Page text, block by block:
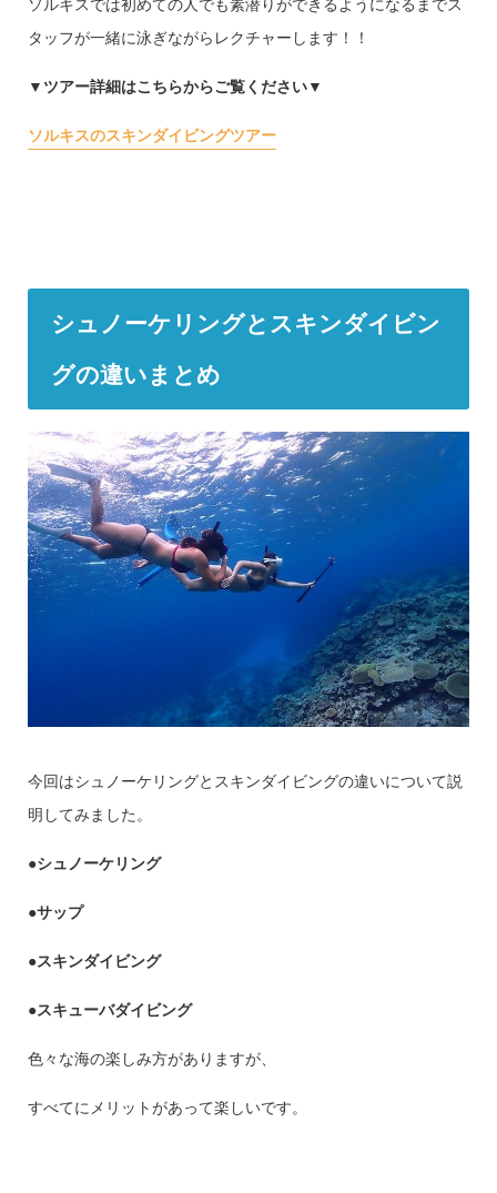
タッフが一緒に泳ぎながらレクチャーします！！
▼ツアー詳細はこちらからご覧ください▼
ソルキスのスキンダイビングツアー
シュノーケリングとスキンダイビン
グの違いまとめ
今回はシュノーケリングとスキンダイビングの違いについて説
明してみました。
●シュノーケリング
●サップ
●スキンダイビング
●スキューバダイビング
色々な海の楽しみ方がありますが、
すべてにメリットがあって楽しいです。